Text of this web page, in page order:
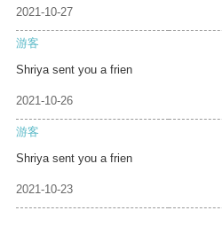
2021-10-27
游客
Shriya sent you a frien
2021-10-26
游客
Shriya sent you a frien
2021-10-23